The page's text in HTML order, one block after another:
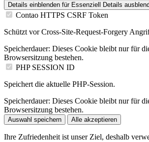
Details einblenden für Essenziell Details
Contao HTTPS CSRF Token
Schützt vor Cross-Site-Request-Forgery
Speicherdauer: Dieses Cookie bleibt nur für
Browsersitzung bestehen.
PHP SESSION ID
Speichert die aktuelle PHP-Session.
Speicherdauer: Dieses Cookie bleibt nur für
Browsersitzung bestehen.
Auswahl speichern Alle akzeptieren
Ihre Zufriedenheit ist unser Ziel, deshalb